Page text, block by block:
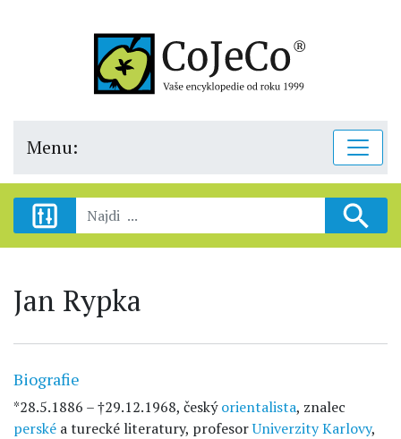
Menu:
Jan Rypka
Biografie
*28.5.1886 – †29.12.1968, českýorientalista, znalec
perské a turecké literatury, profesorUniverzity Karlovy,